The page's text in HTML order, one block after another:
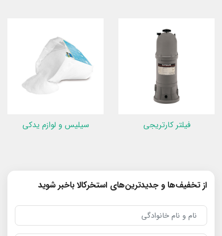
فیلتر کارتریجی سیلیس و لوازم یدکی
از تخفیف‌ها و جدیدترین‌های استخرکالا باخبر شوید